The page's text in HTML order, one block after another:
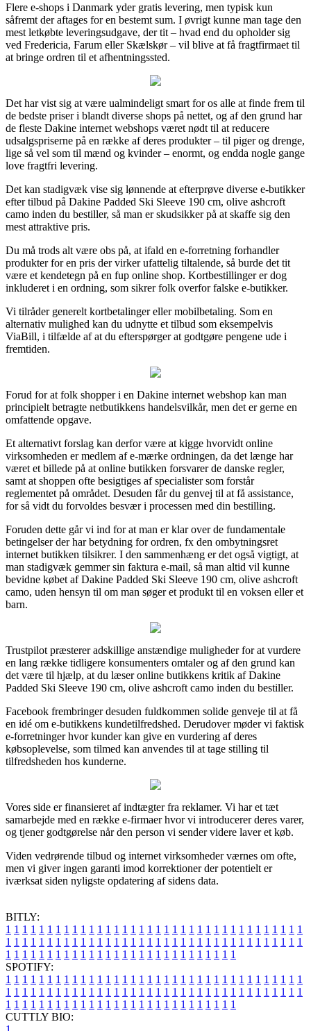
Flere e-shops i Danmark yder gratis levering, men typisk kun
såfremt der aftages for en bestemt sum. I øvrigt kunne man tage den
mest letkøbte leveringsudgave, der tit – hvad end du opholder sig
ved Fredericia, Farum eller Skælskør – vil blive at få fragtfirmaet til
at bringe ordren til et afhentningssted.
Det har vist sig at være ualmindeligt smart for os alle at finde frem til
de bedste priser i blandt diverse shops på nettet, og af den grund har
de fleste Dakine internet webshops været nødt til at reducere
udsalgspriserne på en række af deres produkter – til piger og drenge,
lige så vel som til mænd og kvinder – enormt, og endda nogle gange
love fragtfri levering.
Det kan stadigvæk vise sig lønnende at efterprøve diverse e-butikker
efter tilbud på Dakine Padded Ski Sleeve 190 cm, olive ashcroft
camo inden du bestiller, så man er skudsikker på at skaffe sig den
mest attraktive pris.
Du må trods alt være obs på, at ifald en e-forretning forhandler
produkter for en pris der virker ufattelig tiltalende, så burde det tit
være et kendetegn på en fup online shop. Kortbestillinger er dog
inkluderet i en ordning, som sikrer folk overfor falske e-butikker.
Vi tilråder generelt kortbetalinger eller mobilbetaling. Som en
alternativ mulighed kan du udnytte et tilbud som eksempelvis
ViaBill, i tilfælde af at du efterspørger at godtgøre pengene ude i
fremtiden.
Forud for at folk shopper i en Dakine internet webshop kan man
principielt betragte netbutikkens handelsvilkår, men det er gerne en
omfattende opgave.
Et alternativt forslag kan derfor være at kigge hvorvidt online
virksomheden er medlem af e-mærke ordningen, da det længe har
været et billede på at online butikken forsvarer de danske regler,
samt at shoppen ofte besigtiges af specialister som forstår
reglementet på området. Desuden får du genvej til at få assistance,
for så vidt du forvoldes besvær i processen med din bestilling.
Foruden dette går vi ind for at man er klar over de fundamentale
betingelser der har betydning for ordren, fx den ombytningsret
internet butikken tilsikrer. I den sammenhæng er det også vigtigt, at
man stadigvæk gemmer sin faktura e-mail, så man altid vil kunne
bevidne købet af Dakine Padded Ski Sleeve 190 cm, olive ashcroft
camo, uden hensyn til om man søger et produkt til en voksen eller et
barn.
Trustpilot præsterer adskillige anstændige muligheder for at vurdere
en lang række tidligere konsumenters omtaler og af den grund kan
det være til hjælp, at du læser online butikkens kritik af Dakine
Padded Ski Sleeve 190 cm, olive ashcroft camo inden du bestiller.
Facebook frembringer desuden fuldkommen solide genveje til at få
en idé om e-butikkens kundetilfredshed. Derudover møder vi faktisk
e-forretninger hvor kunder kan give en vurdering af deres
købsoplevelse, som tilmed kan anvendes til at tage stilling til
tilfredsheden hos kunderne.
Vores side er finansieret af indtægter fra reklamer. Vi har et tæt
samarbejde med en række e-firmaer hvor vi introducerer deres varer,
og tjener godtgørelse når den person vi sender videre laver et køb.
Viden vedrørende tilbud og internet virksomheder værnes om ofte,
men vi giver ingen garanti imod korrektioner der potentielt er
iværksat siden nyligste opdatering af sidens data.
BITLY:
1 1 1 1 1 1 1 1 1 1 1 1 1 1 1 1 1 1 1 1 1 1 1 1 1 1 1 1 1 1 1 1 1 1 1 1
1 1 1 1 1 1 1 1 1 1 1 1 1 1 1 1 1 1 1 1 1 1 1 1 1 1 1 1 1 1 1 1 1 1 1 1
1 1 1 1 1 1 1 1 1 1 1 1 1 1 1 1 1 1 1 1 1 1 1 1 1 1 1 1
SPOTIFY:
1 1 1 1 1 1 1 1 1 1 1 1 1 1 1 1 1 1 1 1 1 1 1 1 1 1 1 1 1 1 1 1 1 1 1 1
1 1 1 1 1 1 1 1 1 1 1 1 1 1 1 1 1 1 1 1 1 1 1 1 1 1 1 1 1 1 1 1 1 1 1 1
1 1 1 1 1 1 1 1 1 1 1 1 1 1 1 1 1 1 1 1 1 1 1 1 1 1 1 1
CUTTLY BIO: